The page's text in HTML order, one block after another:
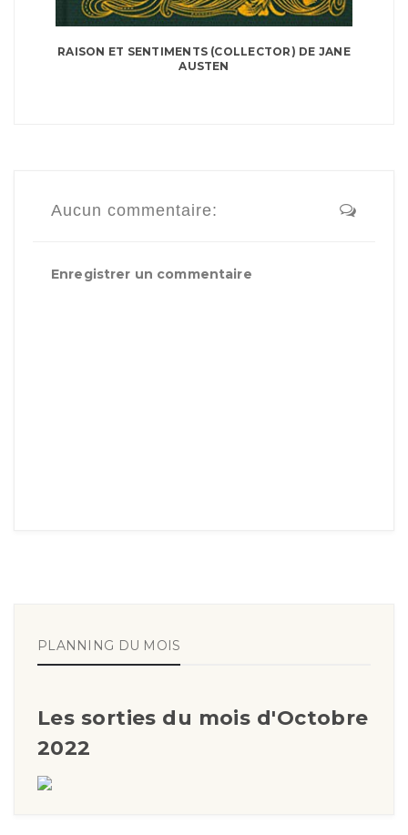
RAISON ET SENTIMENTS (COLLECTOR) DE JANE
AUSTEN
Aucun commentaire:
Enregistrer un commentaire
PLANNING DU MOIS
Les sorties du mois d'Octobre
2022